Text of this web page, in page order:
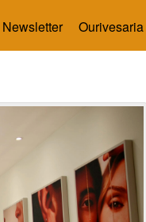
Newsletter Ourivesaria